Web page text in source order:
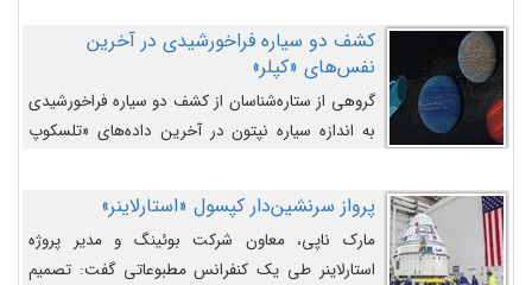
کشف دو سیاره فراخورشیدی در آخرین
نفس‌های «کپلر»
گروهی از ستاره‌شناسان از کشف دو سیاره فراخورشیدی
به اندازه سیاره نپتون در آخرین داده‌های «تلسکوپ
پرواز سرنشین‌دار کپسول «استارلاینر»
مارک ناپی، معاون شرکت بوئینگ و مدیر پروژه
استارلاینر طی یک کنفرانس مطبوعاتی گفت: تصمیم